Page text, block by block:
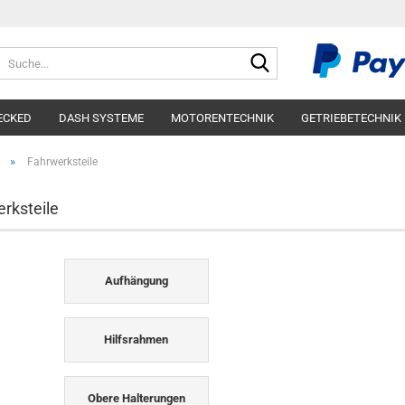
Suche...
DASH SYSTEME MOTORENTECHNIK GETRIEBETECHNIK
» Fahrwerksteile
Aufhängung
Hilfsrahmen
Obere Halterungen